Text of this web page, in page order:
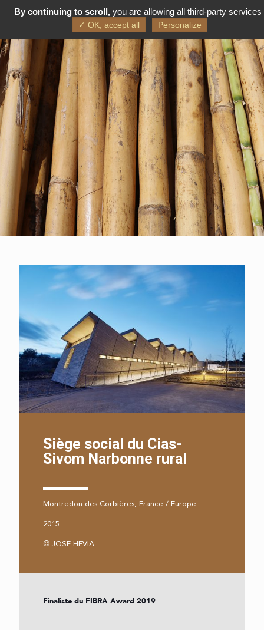
FR EN
Siège social du Cias-
Sivom Narbonne rural
Montredon-des-Corbières, France / Europe
2015
© JOSE HEVIA
Finaliste du FIBRA Award 2019
By continuing to scroll, you are allowing all third-party services
✓ OK, accept all Personalize